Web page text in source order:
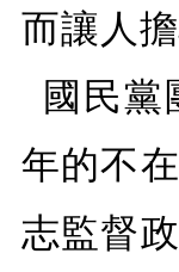
而讓人擔
國民黨
年的不
志監督